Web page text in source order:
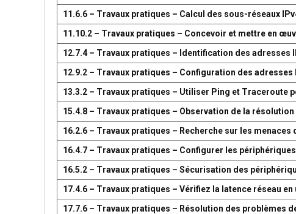
11.6.6 – Travaux pratiques – Calcul des sous-réseaux
11.10.2 – Travaux pratiques – Concevoir et mettre en
12.7.4 – Travaux pratiques – Identification des adresses
12.9.2 – Travaux pratiques – Configuration des
13.3.2 – Travaux pratiques – Utiliser Ping et Traceroute
15.4.8 – Travaux pratiques – Observation de la résolution
16.2.6 – Travaux pratiques – Recherche sur les menaces
16.4.7 – Travaux pratiques – Configurer les périphériques
16.5.2 – Travaux pratiques – Sécurisation des
17.4.6 – Travaux pratiques – Vérifiez la latence réseau
17.7.6 – Travaux pratiques – Résolution des problèmes